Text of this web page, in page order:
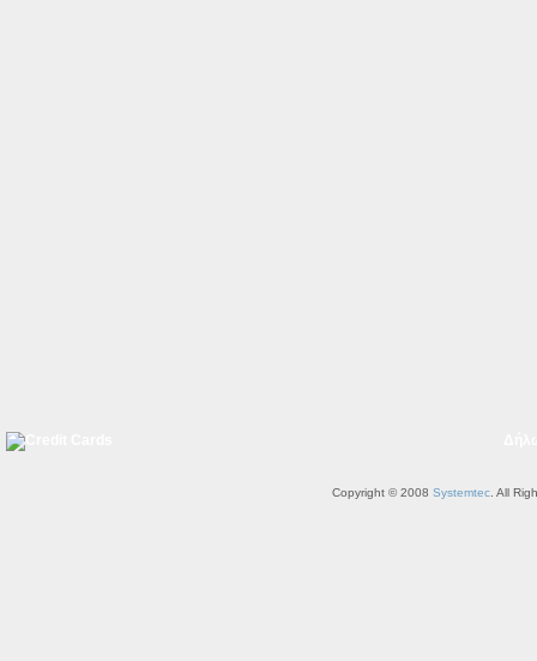
Copyright © 2008 Systemtec . All